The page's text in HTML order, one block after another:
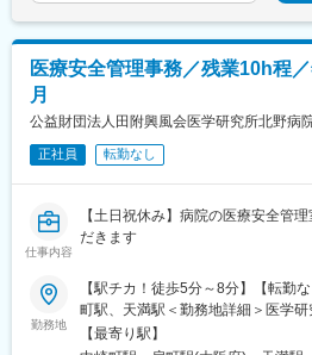
医療安全管理事務／残業10h程
月
公益財団法人田附興風会医学研究所北野病
正社員 転勤なし
仕事内容
【土日祝休み】病院の医療安全管
だきます
勤務地
【駅チカ！徒歩5分～8分】【転勤
町駅、天満駅＜勤務地詳細＞医学
北区扇町2丁目4番20号※受動喫煙対
【最寄り駅】